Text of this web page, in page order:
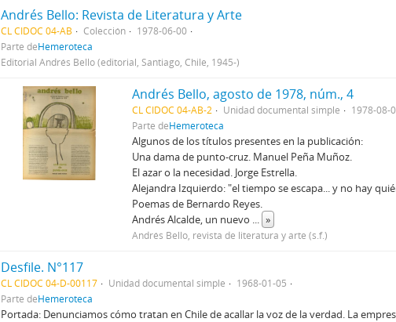
Andrés Bello: Revista de Literatura y Arte
CL CIDOC 04-AB Colección
1978-06-00
Parte deHemeroteca
Editorial Andrés Bello (editorial, Santiago, Chile, 1945-)
Andrés Bello, agosto de 1978, núm., 4
CL CIDOC 04-AB-2 Unidad documental simple
1978-08-
Parte deHemeroteca
Algunos de los títulos presentes en la publicación:
Una dama de punto-cruz. Manuel Peña Muñoz.
El azar o la necesidad. Jorge Estrella.
Alejandra Izquierdo: "el tiempo se escapa... y no hay
Poemas de Bernardo Reyes.
Andrés Alcalde, un nuevo ... »
Andrés Bello, revista de literatura y arte (s.f.)
Desfile. N°117
CL CIDOC 04-D-00117 Unidad documental simple
1968-01-05
Parte deHemeroteca
Portada: Denunciamos cómo tratan en Chile de acallar la voz de la verdad. La